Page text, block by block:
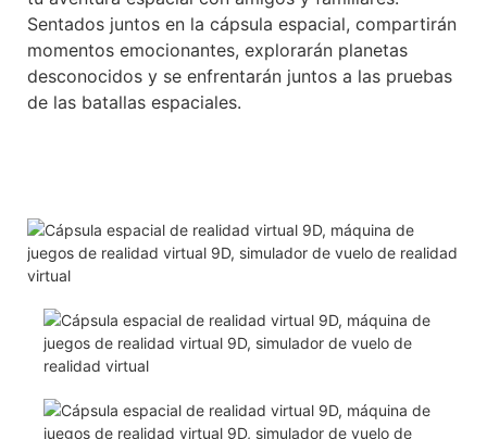
Sentados juntos en la cápsula espacial, compartirán
momentos emocionantes, explorarán planetas
desconocidos y se enfrentarán juntos a las pruebas
de las batallas espaciales.